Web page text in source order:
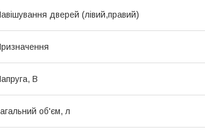
дверей (лівий,правий)
В
об'єм, л